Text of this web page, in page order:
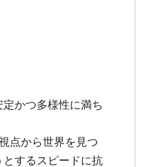
かつ多様性に満ち
点から世界を見つ
するスピードに抗